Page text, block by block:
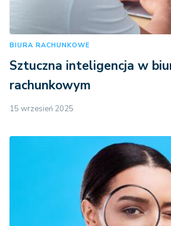
BIURA RACHUNKOWE
Sztuczna inteligencja w
rachunkowym
15 wrzesień 2025